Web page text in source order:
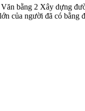
bằng 2 Xây dựng
của người đã có bằng